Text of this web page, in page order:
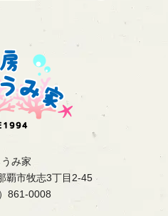
み家
覇市牧志3丁目2-45
861-0008